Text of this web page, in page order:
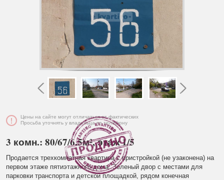
Цены на сайте могут отличаться от фактических
Просьба уточнять у владельца по телефону
3 комн.: 80/67/6.5м², этаж 1/5
Продается трехкомнатная квартира с пристройкой (не узаконена) на
первом этаже пятиэтажного дома. Зеленый двор с местами для
парковки транспорта и детской площадкой, рядом конечная